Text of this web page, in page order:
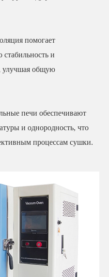
помогает
и
улучшая общую
печи обеспечивают
и однородность, что
процессам сушки.